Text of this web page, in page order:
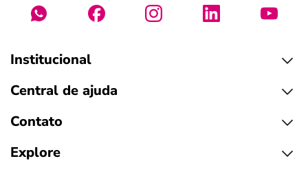
Institucional
Central de ajuda
Contato
Explore